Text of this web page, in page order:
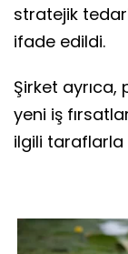
stratejik
ifade edildi.
Şirket ayrıca,
yeni iş
ilgili